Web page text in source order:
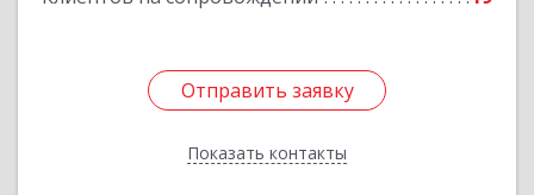
Отправить заявку
Показать контакты
Отправить заявку
Назад